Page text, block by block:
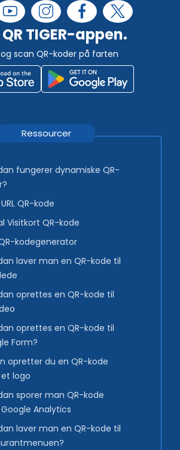
TIGER-appen.
scan QR-koder på farten
Ressourcer
fungerer dynamiske QR-
QR-kode
Visitkort QR-kode
kodegenerator
laver man en QR-kode til
oprettes en QR-kode til
oprettes en QR-kode til
Form?
opretter du en QR-kode
logo
sporer man QR-kode
Analytics
laver man en QR-kode til